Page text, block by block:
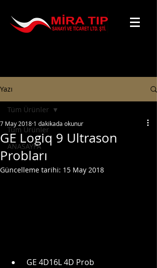
Yazı
Tüm Ürünler
ANASAYFA
Tüm Ürünler
GE Logiq 9 Ultrason
Probları
7 May 2018 1 dakikada okunur
Güncelleme tarihi: 15 May 2018
GE 4D16L 4D Prob